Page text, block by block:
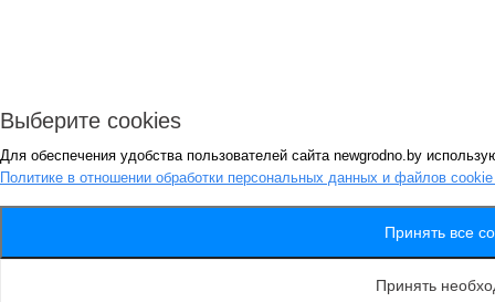
Выберите cookies
Для обеспечения удобства пользователей сайта newgrodno.by
Политике в отношении обработки персональных данных и файлов
Принять все
Принять